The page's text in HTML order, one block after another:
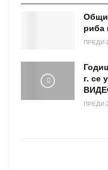
риба
ПРЕДИ
г. се
ПРЕДИ